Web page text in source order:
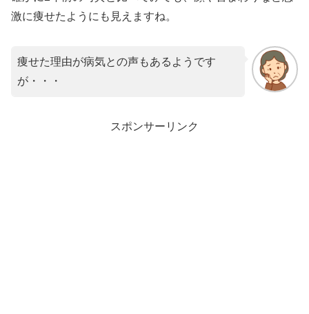
激に痩せたようにも見えますね。
痩せた理由が病気との声もあるようです
が・・・
スポンサーリンク